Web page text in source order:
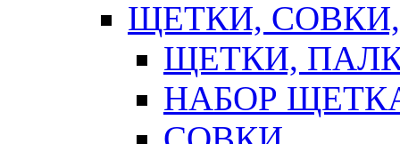
ЩЕТКИ,
ЩЕТКИ,
НАБОР